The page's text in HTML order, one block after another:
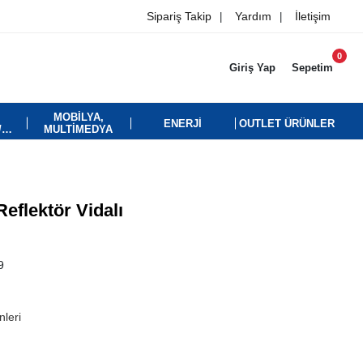
Sipariş Takip | Yardım | İletişim
Giriş Yap Sepetim
0
MOBİLYA,
MULTİMEDYA
ENERJİ OUTLET ÜRÜNLER
Vidalı